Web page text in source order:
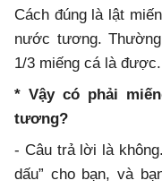
Cách đúng là lật
nước tương.
1/3 miếng cá là được.
* Vậy có phải
tương?
- Câu trả lời là
dấu” cho bạn, và